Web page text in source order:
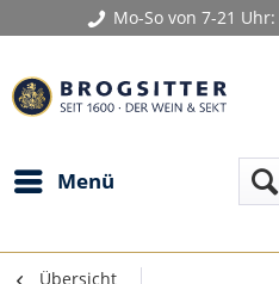
Mo-So von 7-21 Uhr:
Menü
Übersicht